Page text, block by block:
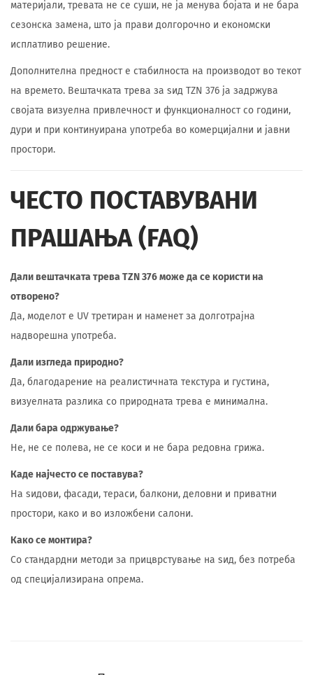
материјали, тревата не се суши, не ја менува бојата и не бара
сезонска замена, што ја прави долгорочно и економски
исплатливо решение.
Дополнителна предност е стабилноста на производот во текот
на времето. Вештачката трева за ѕид TZN 376 ја задржува
својата визуелна привлечност и функционалност со години,
дури и при континуирана употреба во комерцијални и јавни
простори.
ЧЕСТО ПОСТАВУВАНИ
ПРАШАЊА (FAQ)
Дали вештачката трева TZN 376 може да се користи на
отворено?
Да, моделот е UV третиран и наменет за долготрајна
надворешна употреба.
Дали изгледа природно?
Да, благодарение на реалистичната текстура и густина,
визуелната разлика со природната трева е минимална.
Дали бара одржување?
Не, не се полева, не се коси и не бара редовна грижа.
Каде најчесто се поставува?
На ѕидови, фасади, тераси, балкони, деловни и приватни
простори, како и во изложбени салони.
Како се монтира?
Со стандардни методи за прицврстување на ѕид, без потреба
од специјализирана опрема.